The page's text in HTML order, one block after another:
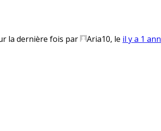
la dernière fois par Aria10, le il y a 1